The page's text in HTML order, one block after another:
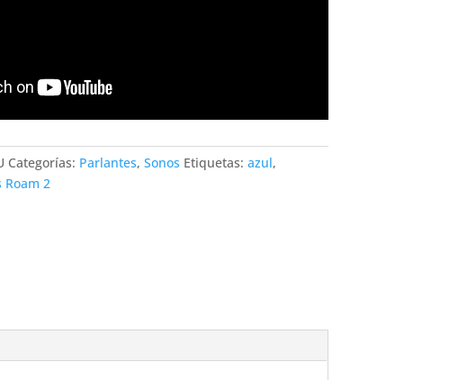
Categorías: Parlantes, Sonos Etiquetas: azul,
Roam 2